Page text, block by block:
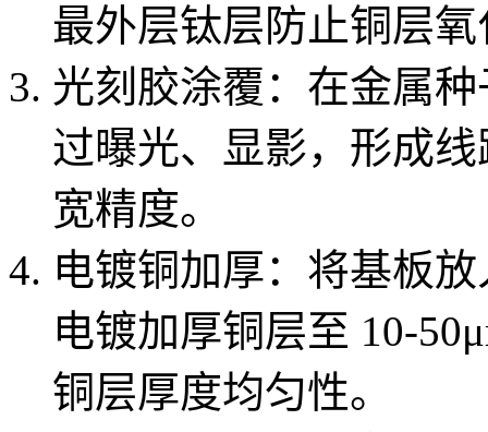
最外层钛层防止铜层氧
光刻胶涂覆：在金属
过曝光、显影，形成
宽精度。
电镀铜加厚：将基板
电镀加厚铜层至 10-
铜层厚度均匀性。